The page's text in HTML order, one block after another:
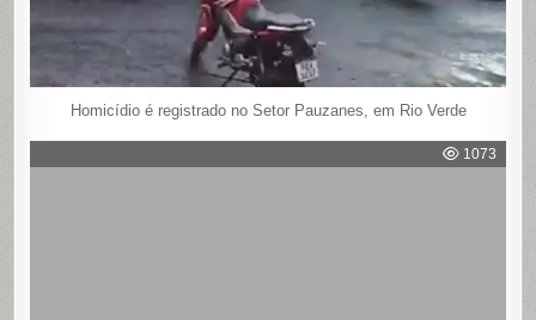
Homicídio é registrado no Setor Pauzanes, em Rio Verde
1073